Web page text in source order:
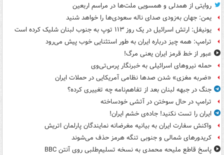
روایتی از همدلی و همسویی ملت‌ها در مراسم اربعین
یمن: جهان به‌زودی صدای ناله سعودی‌ها را خواهد شنید
یونیفل: ارتش اسرائیل در یک روز ۱۱۳ توپ به جنوب لبنان شلیک کرده است
ترامپ: همه چیز درباره ایران به طور استثنایی خوب پیش می‌رود
عبور از خط قرمز ایران یعنی مرگ!
حمله نیروهای اسرائیلی به خبرنگار پرس‌تی‌وی
«ضربه مغزی» شدن صدها نظامی آمریکایی در حملات ایران
جنگ در جبهه لبنان بعد از تفاهم‌نامه چه تغییری کرده؟
ترامپ در حال سوختن در آتشی خودساخته
ایران را تست نکنید! جاده‌ی خشم ایران!
واکنش سفارت ایران به بیانیه مغرضانه نمایندگان پارلمان اتریش
کریدورهای شمالی و جنوبی تنگه هرمز حذف می‌شوند
پاسخ قاطع ملیحه محمدی به نسخه تسلیم‌طلبی روی آنتن BBC